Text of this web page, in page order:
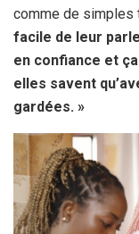
comme de simples
facile de leur
en confiance et
elles savent
gardées. »